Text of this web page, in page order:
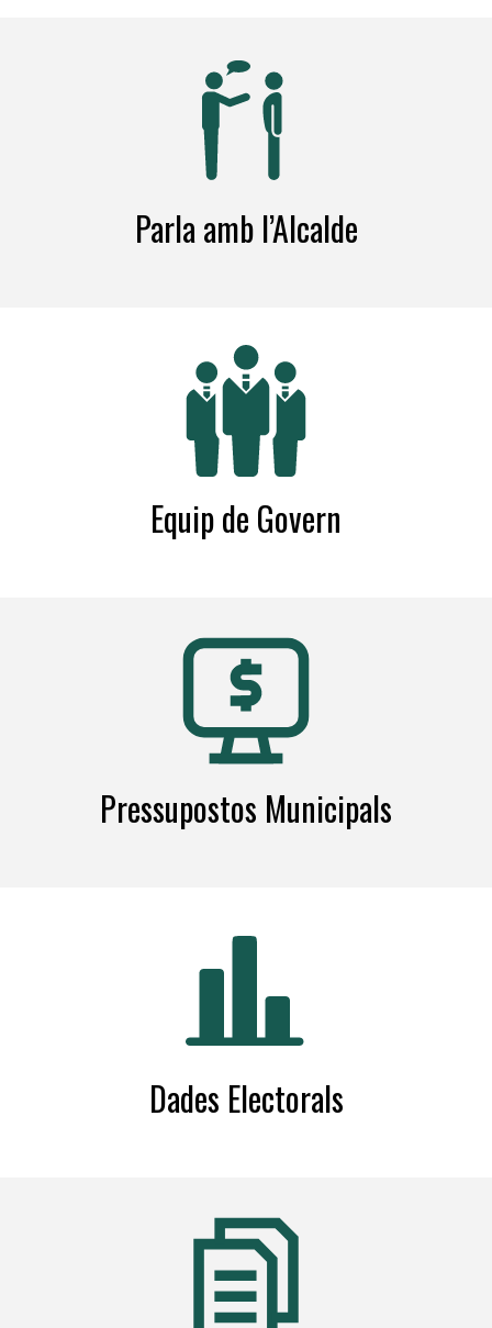
Parla amb l’Alcalde
Equip de Govern
Pressupostos Municipals
Dades Electorals